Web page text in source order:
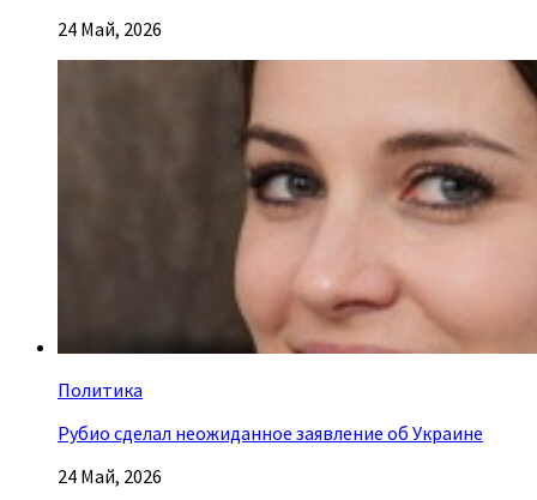
24 Май, 2026
Политика
Рубио сделал неожиданное заявление об Украине
24 Май, 2026